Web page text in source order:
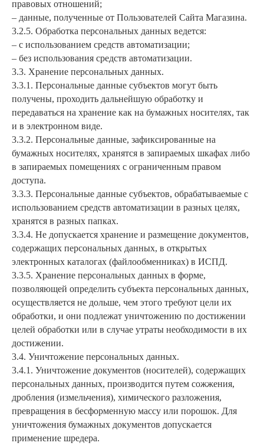
правовых отношений;
– данные, полученные от Пользователей Сайта Магазина.
3.2.5. Обработка персональных данных ведется:
– с использованием средств автоматизации;
– без использования средств автоматизации.
3.3. Хранение персональных данных.
3.3.1. Персональные данные субъектов могут быть
получены, проходить дальнейшую обработку и
передаваться на хранение как на бумажных носителях, так
и в электронном виде.
3.3.2. Персональные данные, зафиксированные на
бумажных носителях, хранятся в запираемых шкафах либо
в запираемых помещениях с ограниченным правом
доступа.
3.3.3. Персональные данные субъектов, обрабатываемые с
использованием средств автоматизации в разных целях,
хранятся в разных папках.
3.3.4. Не допускается хранение и размещение документов,
содержащих персональных данных, в открытых
электронных каталогах (файлообменниках) в ИСПД.
3.3.5. Хранение персональных данных в форме,
позволяющей определить субъекта персональных данных,
осуществляется не дольше, чем этого требуют цели их
обработки, и они подлежат уничтожению по достижении
целей обработки или в случае утраты необходимости в их
достижении.
3.4. Уничтожение персональных данных.
3.4.1. Уничтожение документов (носителей), содержащих
персональных данных, производится путем сожжения,
дробления (измельчения), химического разложения,
превращения в бесформенную массу или порошок. Для
уничтожения бумажных документов допускается
применение шредера.